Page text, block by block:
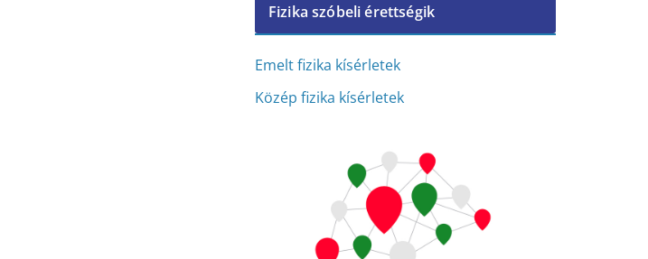
í
v
m
Fizika szóbeli érettségik
Emelt fizika kísérletek
Közép fizika kísérletek